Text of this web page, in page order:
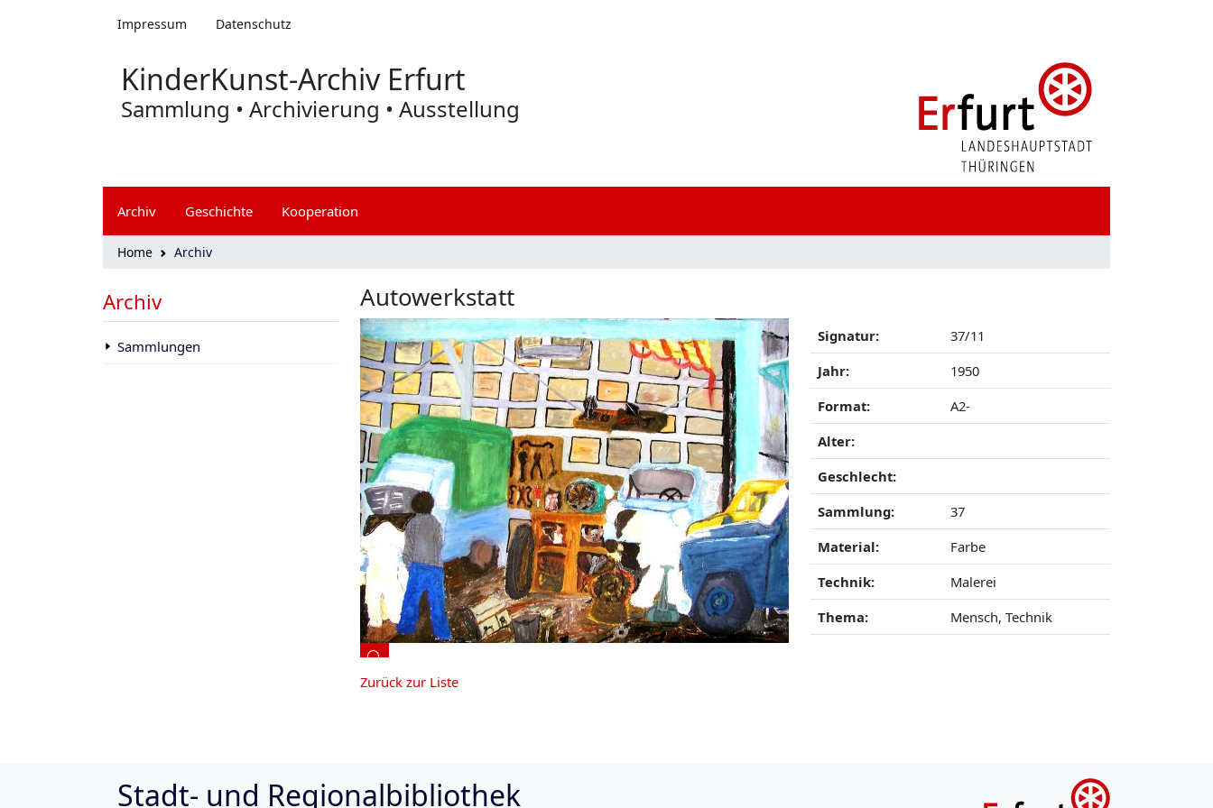
Impressum Datenschutz
KinderKunst-Archiv Erfurt
Sammlung • Archivierung • Ausstellung
Archiv Geschichte Kooperation
Home Archiv
Autowerkstatt
Signatur:
37/11
Jahr:
1950
Format:
A2-
Alter:
Geschlecht:
Sammlung:
37
Material:
Farbe
Technik:
Malerei
Thema:
Mensch, Technik
Zurück zur Liste
Skip to main content
Archiv
Sammlungen
Stadt- und Regionalbibliothek